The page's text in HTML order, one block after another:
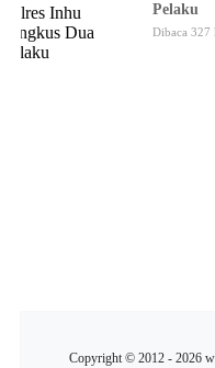
Pelaku
Dibaca 327
Copyright © 2012 - 2026